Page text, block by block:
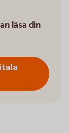
läsa din